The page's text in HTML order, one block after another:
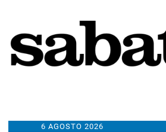
6 AGOSTO 2026